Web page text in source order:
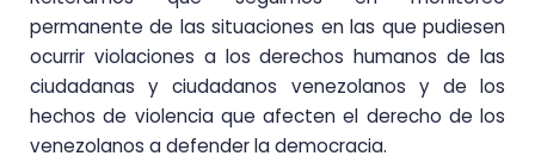
permanente de las situaciones en las que pudiesen
ocurrir violaciones a los derechos humanos de las
ciudadanas y ciudadanos venezolanos y de los
hechos de violencia que afecten el derecho de los
venezolanos a defender la democracia.